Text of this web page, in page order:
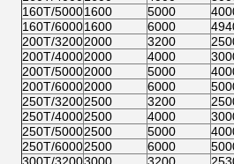
160T/50001600 5000
160T/60001600 6000
200T/32002000 3200
200T/40002000 4000
200T/50002000 5000
200T/60002000 6000
250T/32002500 3200
250T/40002500 4000
250T/50002500 5000
250T/60002500 6000